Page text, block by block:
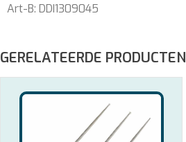
Art-B: DDI1309045
GERELATEERDE PRODUCTEN